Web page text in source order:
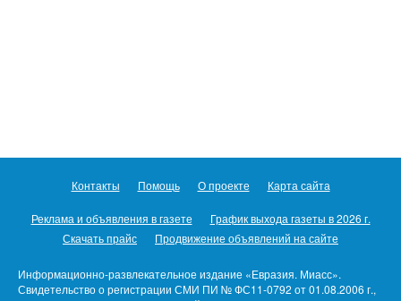
Контакты Помощь О проекте Карта сайта
Реклама и объявления в газете
График выхода газеты в 2026 г.
Скачать прайс
Продвижение объявлений на сайте
Информационно-развлекательное издание «Евразия. Миасс».
Свидетельство о регистрации СМИ ПИ № ФС11-0792 от 01.08.2006 г.,